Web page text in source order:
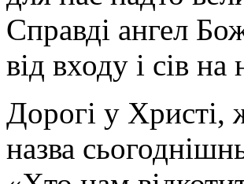
Справді ангел
від входу і сів
Дорогі у Христі,
назва